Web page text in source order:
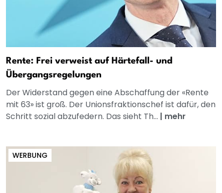
Rente: Frei verweist auf Härtefall- und
Übergangsregelungen
Der Widerstand gegen eine Abschaffung der «Rente
mit 63» ist groß. Der Unionsfraktionschef ist dafür, den
Schritt sozial abzufedern. Das sieht Th... | mehr
WERBUNG